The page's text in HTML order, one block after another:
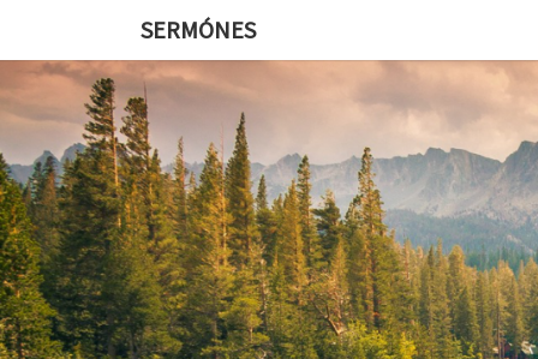
SERMÓNES